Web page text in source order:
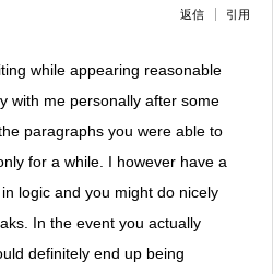
返信 引用
while appearing reasonable
with me personally after some
paragraphs you were able to
for a while. I however have a
logic and you might do nicely
In the event you actually
definitely end up being